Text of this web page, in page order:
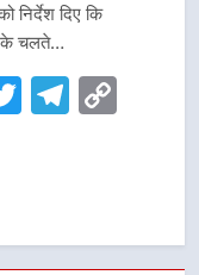
निर्देश दिए कि
के चलते…
Twitter